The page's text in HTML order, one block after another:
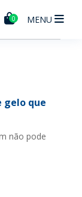
0 MENU
gelo que
não pode